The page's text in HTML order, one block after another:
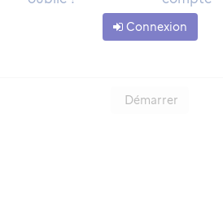
Connexion
Démarrer